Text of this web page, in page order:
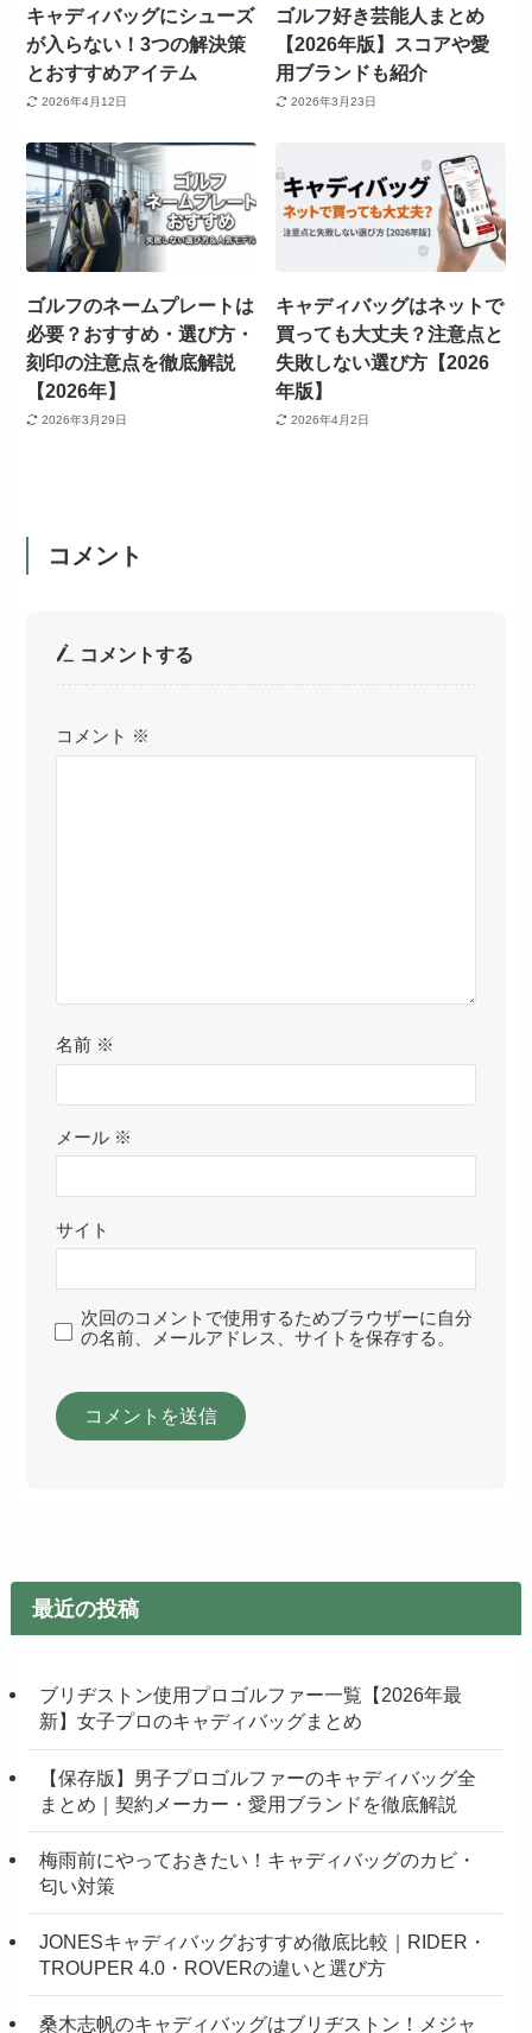
キャディバッグにシューズ
が入らない！3つの解決策
とおすすめアイテム
2026年4月12日
ゴルフ好き芸能人まとめ
【2026年版】スコアや愛
用ブランドも紹介
2026年3月23日
ゴルフのネームプレートは
必要？おすすめ・選び方・
刻印の注意点を徹底解説
【2026年】
2026年3月29日
キャディバッグはネットで
買っても大丈夫？注意点と
失敗しない選び方【2026
年版】
2026年4月2日
コメント
コメントする
コメント ※
名前 ※
メール ※
サイト
次回のコメントで使用するためブラウザーに自分
の名前、メールアドレス、サイトを保存する。
最近の投稿
ブリヂストン使用プロゴルファー一覧【2026年最
新】女子プロのキャディバッグまとめ
【保存版】男子プロゴルファーのキャディバッグ全
まとめ｜契約メーカー・愛用ブランドを徹底解説
梅雨前にやっておきたい！キャディバッグのカビ・
匂い対策
JONESキャディバッグおすすめ徹底比較｜RIDER・
TROUPER 4.0・ROVERの違いと選び方
桑木志帆のキャディバッグはブリヂストン！メジャ